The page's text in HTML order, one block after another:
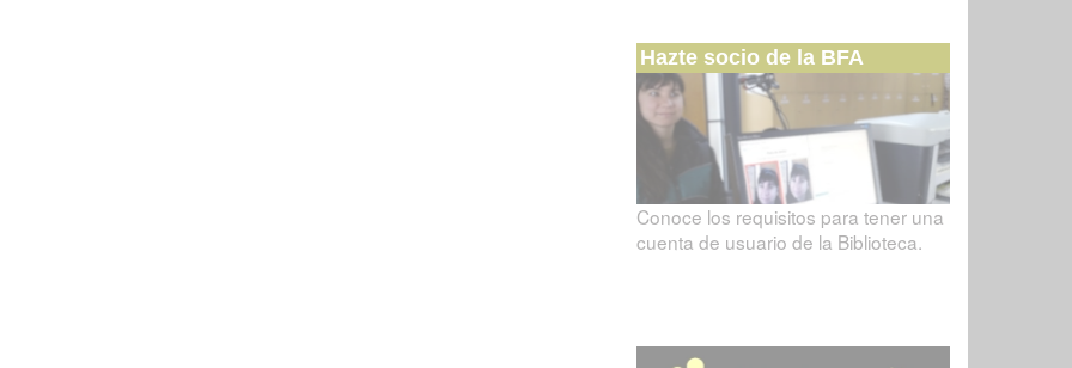
Hazte socio de la BFA
Conoce los requisitos para tener una
cuenta de usuario de la Biblioteca.